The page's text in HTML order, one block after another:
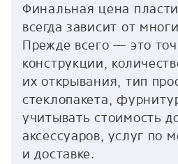
Финальная цена
всегда зависит от
Прежде всего — это
конструкции,
их открывания, тип
стеклопакета,
учитывать стоимость
аксессуаров, услуг по
и доставке.